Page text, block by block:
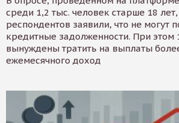
среди 1,2 тыс. человек старше 18 лет,
респондентов заявили, что не могут
кредитные задолженности. При этом
вынуждены тратить на выплаты
ежемесячного доход